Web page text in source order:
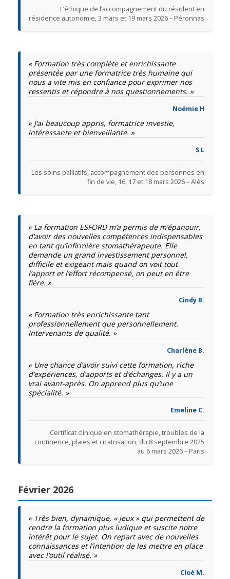
L’éthique de l’accompagnement du résident en
résidence autonomie, 3 mars et 19 mars 2026 – Péronnas
« Formation très complète et enrichissante
présentée par une formatrice très humaine qui
nous a vite mis en confiance pour exprimer nos
ressentis et répondre à nos questionnements. »
Noémie H
« J’ai beaucoup appris, formatrice investie,
intéressante et bienveillante. »
S L
Les soins palliatifs, accompagnement des personnes en
fin de vie, 16, 17 et 18 mars 2026 – Alès
« La formation ESFORD m’a permis de m’épanouir,
d’avoir des nouvelles compétences indispensables
en tant qu’infirmière stomathérapeute. Elle
demande un grand investissement personnel,
difficile et exigeant mais quand on voit tout
l’apport et l’effort récompensé, on peut en être
fière. »
Cindy B.
« Formation très enrichissante tant
professionnellement que personnellement.
Intervenants de qualité. »
Charlène B.
« Une chance d’avoir suivi cette formation, riche
d’expériences, d’apports et d’échanges. Il y a un
vrai avant-après. On apprend plus qu’une
spécialité. »
Emeline C.
Certificat clinique en stomathérapie, troubles de la
continence, plaies et cicatrisation, du 8 septembre 2025
au 6 mars 2026 – Paris
Février 2026
« Très bien, dynamique, « jeux » qui permettent de
rendre la formation plus ludique et suscite notre
intérêt pour le sujet. On repart avec de nouvelles
connaissances et l’intention de les mettre en place
avec l’outil réalisé. »
Cloé M.